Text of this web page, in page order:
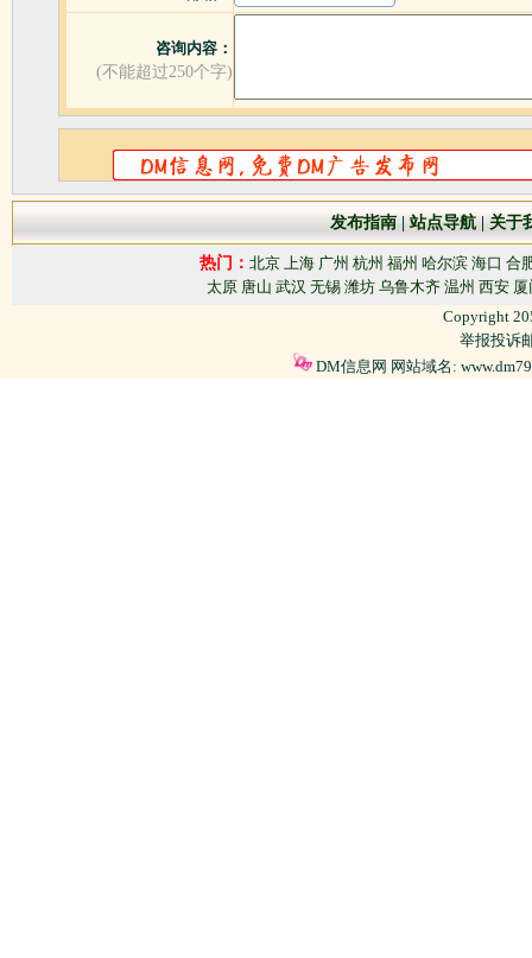
咨询内容：
(不能超过250个字)
发布指南 |站点导航| 关于
热门： 北京 上海 广州 杭州 福州 哈尔滨 海口 合
太原 唐山 武汉 无锡 潍坊 乌鲁木齐 温州 西安 厦
Copyright
举报投诉
DM信息网 网站域名: